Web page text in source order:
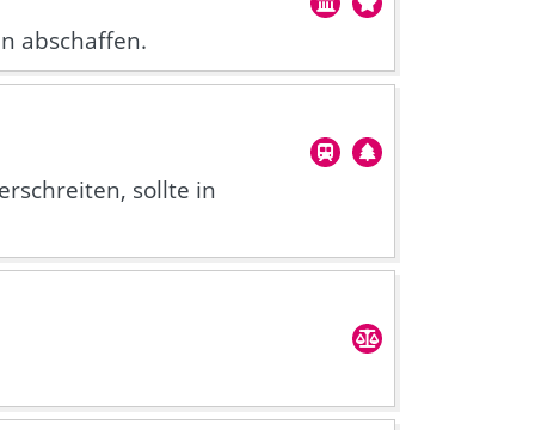
abschaffen.
sollte in